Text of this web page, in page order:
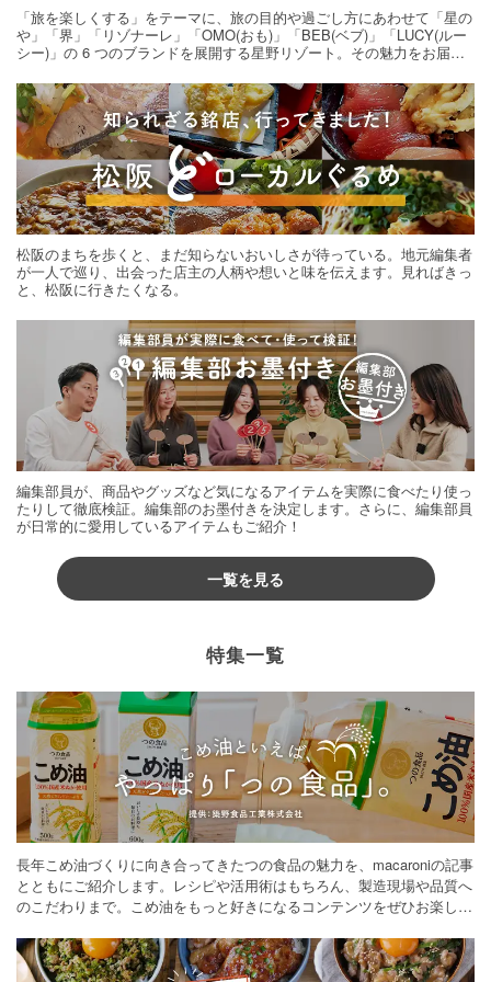
「旅を楽しくする」をテーマに、旅の目的や過ごし方にあわせて「星の
や」「界」「リゾナーレ」「OMO(おも)」「BEB(ベブ)」「LUCY(ルー
シー)」の 6 つのブランドを展開する星野リゾート。その魅力をお届け
松阪のまちを歩くと、まだ知らないおいしさが待っている。地元編集者
が一人で巡り、出会った店主の人柄や想いと味を伝えます。見ればきっ
と、松阪に行きたくなる。
編集部員が、商品やグッズなど気になるアイテムを実際に食べたり使っ
たりして徹底検証。編集部のお墨付きを決定します。さらに、編集部員
が日常的に愛用しているアイテムもご紹介！
一覧を見る
特集一覧
長年こめ油づくりに向き合ってきたつの食品の魅力を、macaroniの記事
とともにご紹介します。レシピや活用術はもちろん、製造現場や品質へ
のこだわりまで。こめ油をもっと好きになるコンテンツをぜひお楽しみ